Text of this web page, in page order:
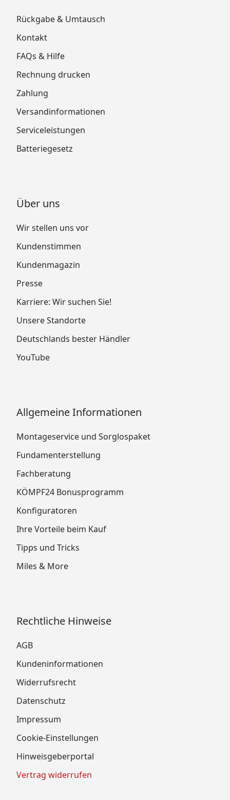
Rückgabe & Umtausch
Kontakt
FAQs & Hilfe
Rechnung drucken
Zahlung
Versandinformationen
Serviceleistungen
Batteriegesetz
Über uns
Wir stellen uns vor
Kundenstimmen
Kundenmagazin
Presse
Karriere: Wir suchen Sie!
Unsere Standorte
Deutschlands bester Händler
YouTube
Allgemeine Informationen
Montageservice und Sorglospaket
Fundamenterstellung
Fachberatung
KÖMPF24 Bonusprogramm
Konfiguratoren
Ihre Vorteile beim Kauf
Tipps und Tricks
Miles & More
Rechtliche Hinweise
AGB
Kundeninformationen
Widerrufsrecht
Datenschutz
Impressum
Cookie-Einstellungen
Hinweisgeberportal
Vertrag widerrufen